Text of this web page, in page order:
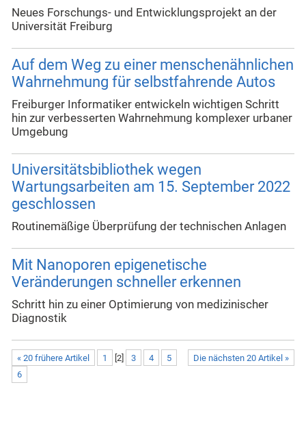
Neues Forschungs- und Entwicklungsprojekt an der
Universität Freiburg
Auf dem Weg zu einer menschenähnlichen
Wahrnehmung für selbstfahrende Autos
Freiburger Informatiker entwickeln wichtigen Schritt
hin zur verbesserten Wahrnehmung komplexer urbaner
Umgebung
Universitätsbibliothek wegen
Wartungsarbeiten am 15. September 2022
geschlossen
Routinemäßige Überprüfung der technischen Anlagen
Mit Nanoporen epigenetische
Veränderungen schneller erkennen
Schritt hin zu einer Optimierung von medizinischer
Diagnostik
« 20 frühere Artikel Die nächsten 20 Artikel »
1 [2] 3 4
5
6